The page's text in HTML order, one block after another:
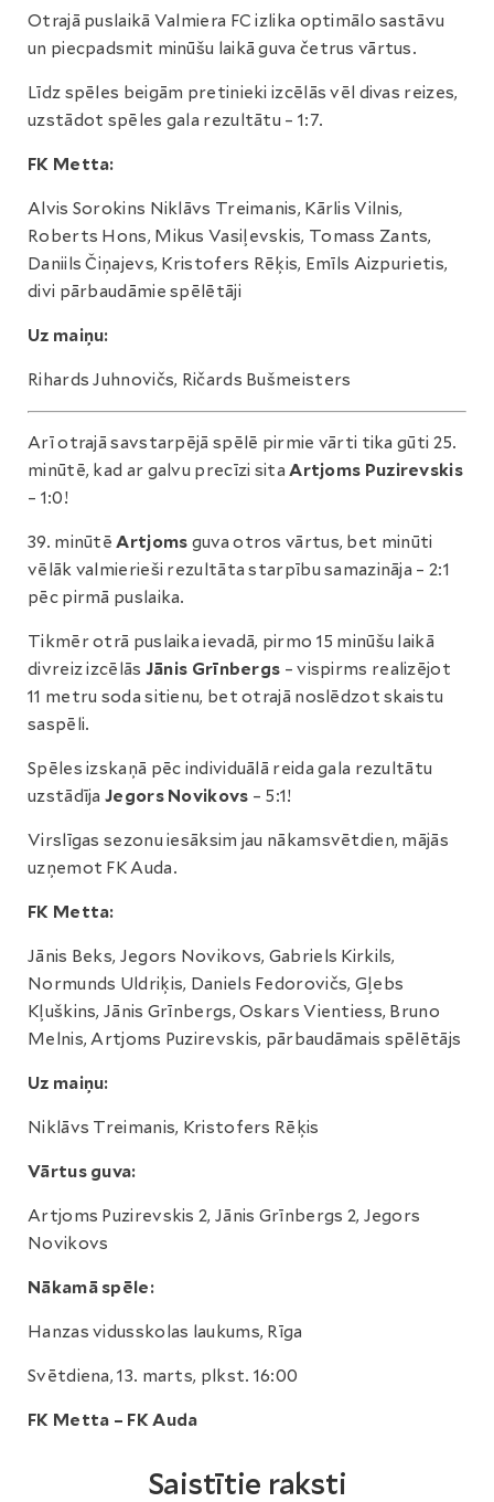
Otrajā puslaikā Valmiera FC izlika optimālo sastāvu
un piecpadsmit minūšu laikā guva četrus vārtus.
Līdz spēles beigām pretinieki izcēlās vēl divas reizes,
uzstādot spēles gala rezultātu – 1:7.
FK Metta:
Alvis Sorokins Niklāvs Treimanis, Kārlis Vilnis,
Roberts Hons, Mikus Vasiļevskis, Tomass Zants,
Daniils Čiņajevs, Kristofers Rēķis, Emīls Aizpurietis,
divi pārbaudāmie spēlētāji
Uz maiņu:
Rihards Juhnovičs, Ričards Bušmeisters
Arī otrajā savstarpējā spēlē pirmie vārti tika gūti 25.
minūtē, kad ar galvu precīzi sitaArtjoms Puzirevskis
– 1:0!
39. minūtēArtjoms guva otros vārtus, bet minūti
vēlāk valmierieši rezultāta starpību samazināja – 2:1
pēc pirmā puslaika.
Tikmēr otrā puslaika ievadā, pirmo 15 minūšu laikā
divreiz izcēlās Jānis Grīnbergs – vispirms realizējot
11 metru soda sitienu, bet otrajā noslēdzot skaistu
saspēli.
Spēles izskaņā pēc individuālā reida gala rezultātu
uzstādīja Jegors Novikovs – 5:1!
Virslīgas sezonu iesāksim jau nākamsvētdien, mājās
uzņemot FK Auda.
FK Metta:
Jānis Beks, Jegors Novikovs, Gabriels Kirkils,
Normunds Uldriķis, Daniels Fedorovičs, Gļebs
Kļuškins, Jānis Grīnbergs, Oskars Vientiess, Bruno
Melnis, Artjoms Puzirevskis, pārbaudāmais spēlētājs
Uz maiņu:
Niklāvs Treimanis, Kristofers Rēķis
Vārtus guva:
Artjoms Puzirevskis 2, Jānis Grīnbergs 2, Jegors
Novikovs
Nākamā spēle:
Hanzas vidusskolas laukums, Rīga
Svētdiena, 13. marts, plkst. 16:00
FK Metta – FK Auda
Saistītie raksti